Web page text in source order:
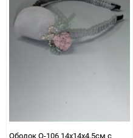
Ободок О-106 14х14х4,5см с